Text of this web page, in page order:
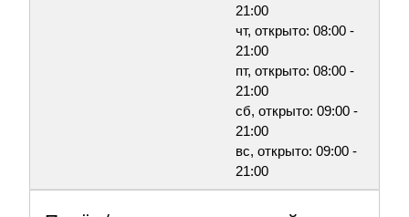
21:00
чт, открыто: 08:00 -
21:00
пт, открыто: 08:00 -
21:00
сб, открыто: 09:00 -
21:00
вс, открыто: 09:00 -
21:00